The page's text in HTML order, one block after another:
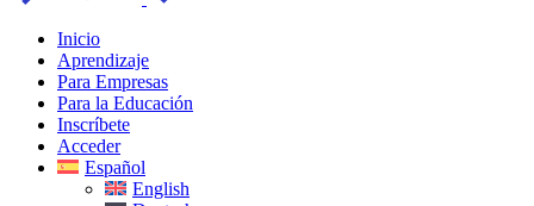
Inicio
Aprendizaje
Para Empresas
Para la Educación
Inscríbete
Acceder
Español
English